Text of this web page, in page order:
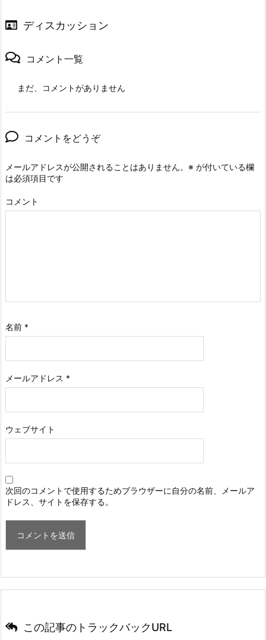
ディスカッション
コメント一覧
まだ、コメントがありません
コメントをどうぞ
メールアドレスが公開されることはありません。 ※ が付いている欄
は必須項目です
コメント
名前 *
メールアドレス *
ウェブサイト
次回のコメントで使用するためブラウザーに自分の名前、メールア
ドレス、サイトを保存する。
この記事のトラックバックURL